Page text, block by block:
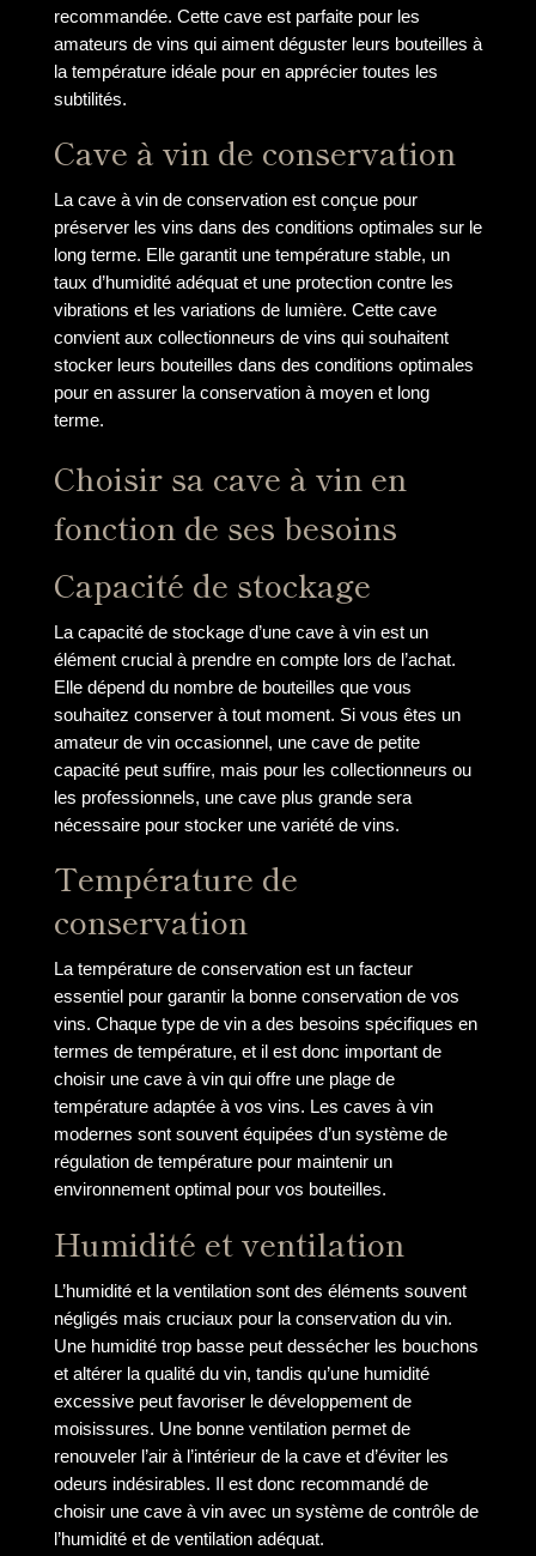
recommandée. Cette cave est parfaite pour les
amateurs de vins qui aiment déguster leurs bouteilles à
la température idéale pour en apprécier toutes les
subtilités.
Cave à vin de conservation
La cave à vin de conservation est conçue pour
préserver les vins dans des conditions optimales sur le
long terme. Elle garantit une température stable, un
taux d’humidité adéquat et une protection contre les
vibrations et les variations de lumière. Cette cave
convient aux collectionneurs de vins qui souhaitent
stocker leurs bouteilles dans des conditions optimales
pour en assurer la conservation à moyen et long
terme.
Choisir sa cave à vin en
fonction de ses besoins
Capacité de stockage
La capacité de stockage d’une cave à vin est un
élément crucial à prendre en compte lors de l’achat.
Elle dépend du nombre de bouteilles que vous
souhaitez conserver à tout moment. Si vous êtes un
amateur de vin occasionnel, une cave de petite
capacité peut suffire, mais pour les collectionneurs ou
les professionnels, une cave plus grande sera
nécessaire pour stocker une variété de vins.
Température de
conservation
La température de conservation est un facteur
essentiel pour garantir la bonne conservation de vos
vins. Chaque type de vin a des besoins spécifiques en
termes de température, et il est donc important de
choisir une cave à vin qui offre une plage de
température adaptée à vos vins. Les caves à vin
modernes sont souvent équipées d’un système de
régulation de température pour maintenir un
environnement optimal pour vos bouteilles.
Humidité et ventilation
L’humidité et la ventilation sont des éléments souvent
négligés mais cruciaux pour la conservation du vin.
Une humidité trop basse peut dessécher les bouchons
et altérer la qualité du vin, tandis qu’une humidité
excessive peut favoriser le développement de
moisissures. Une bonne ventilation permet de
renouveler l’air à l’intérieur de la cave et d’éviter les
odeurs indésirables. Il est donc recommandé de
choisir une cave à vin avec un système de contrôle de
l’humidité et de ventilation adéquat.